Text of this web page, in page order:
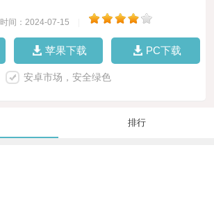
时间：2024-07-15
苹果下载 PC下载
安卓市场，安全绿色
排行